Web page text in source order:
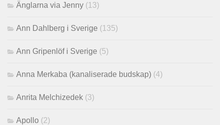
Änglarna via Jenny (13)
Ann Dahlberg i Sverige (135)
Ann Gripenlöf i Sverige (5)
Anna Merkaba (kanaliserade budskap) (4)
Anrita Melchizedek (3)
Apollo (2)